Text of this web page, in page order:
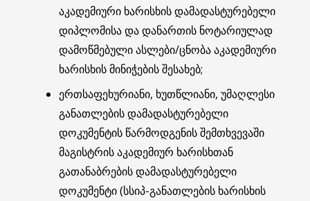
აკადემიური ხარისხის დამადასტურებელი
დიპლომისა და დანართის ნოტარიულად
დამოწმებული ასლები/ცნობა აკადემიური
ხარისხის მინიჭების შესახებ;
ერთსაფეხურიანი, ხუთწლიანი, უმაღლესი
განათლების დამადასტურებელი
დოკუმენტის წარმოდგენის შემთხვევაში
მაგისტრის აკადემიურ ხარისხთან
გათანაბრების დამადასტურებელი
დოკუმენტი (სსიპ-განათლების ხარისხის